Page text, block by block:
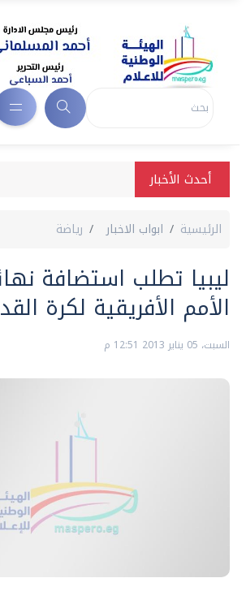
أحدث الأخبار
الرئيسية ابواب الاخبار رياضة
ليبيا تطلب استضافة
الأمم الأفريقية لكرة القدم
السبت، 05 يناير 2013 12:51 م